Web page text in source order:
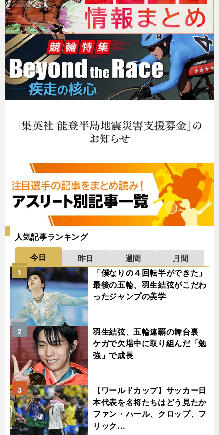
人気記事ランキング
今日 昨日 週間
月間
「僕なりの４回転半ができた」
最後の五輪、羽生結弦がこだわ
ったジャンプの美学
1
羽生結弦、五輪連覇の舞台裏
ケガで欠場中に取り組んだ「勉
強」で成長
2
【ワールドカップ】サッカー日
本代表を名将たちはどう見たか
ファン・ハール、クロップ、フ
リック...
3